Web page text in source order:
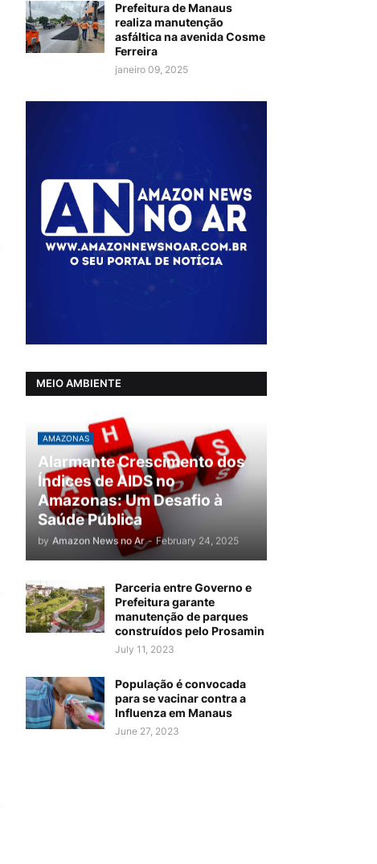
Prefeitura de Manaus
realiza manutenção
asfáltica na avenida Cosme
Ferreira
janeiro 09, 2025
MEIO AMBIENTE
AMAZONAS
Alarmante Crescimento dos
Índices de AIDS no
Amazonas: Um Desafio à
Saúde Pública
by Amazon News no Ar - February 24, 2025
Parceria entre Governo e
Prefeitura garante
manutenção de parques
construídos pelo Prosamin
July 11, 2023
População é convocada
para se vacinar contra a
Influenza em Manaus
June 27, 2023